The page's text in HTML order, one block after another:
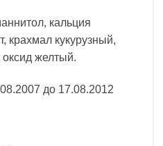
кальция
крахмал кукурузный,
оксид желтый.
до 17.08.2012